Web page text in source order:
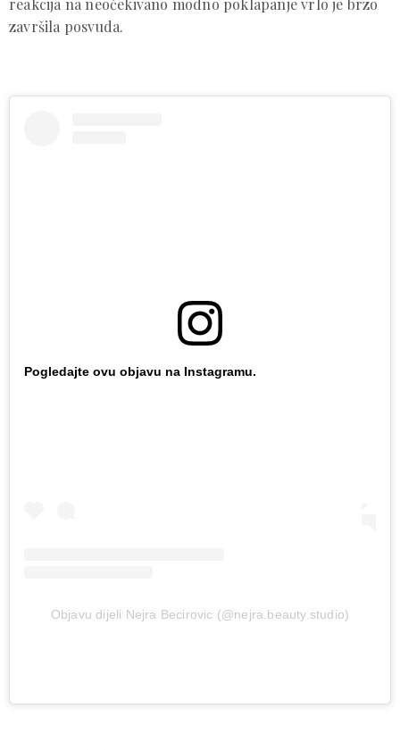
završila posvuda.
Pogledajte ovu objavu na Instagramu.
Objavu dijeli Nejra Becirovic (@nejra.beauty.studio)